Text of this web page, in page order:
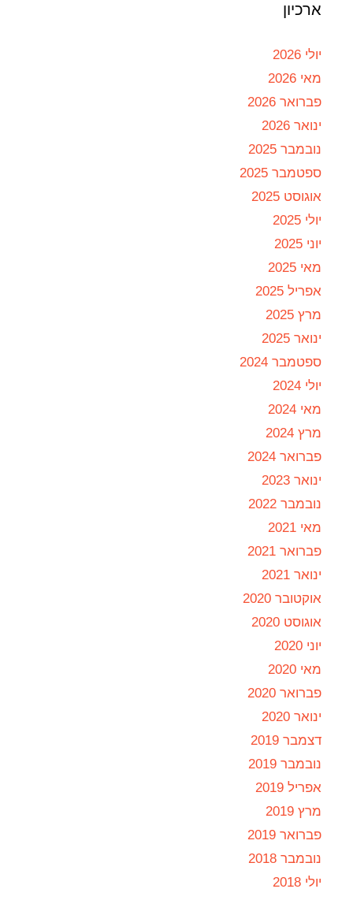
ארכיון
יולי 2026
מאי 2026
פברואר 2026
ינואר 2026
נובמבר 2025
ספטמבר 2025
אוגוסט 2025
יולי 2025
יוני 2025
מאי 2025
אפריל 2025
מרץ 2025
ינואר 2025
ספטמבר 2024
יולי 2024
מאי 2024
מרץ 2024
פברואר 2024
ינואר 2023
נובמבר 2022
מאי 2021
פברואר 2021
ינואר 2021
אוקטובר 2020
אוגוסט 2020
יוני 2020
מאי 2020
פברואר 2020
ינואר 2020
דצמבר 2019
נובמבר 2019
אפריל 2019
מרץ 2019
פברואר 2019
נובמבר 2018
יולי 2018